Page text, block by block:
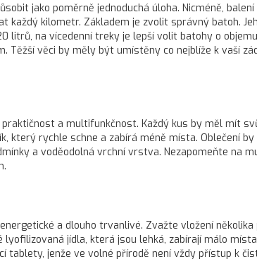
jako poměrně jednoduchá úloha. Nicméně,
každý kilometr. Základem je zvolit správný batoh.
litrů, na vícedenní treky je lepší volit batohy o
Těžší věci by měly být umístěny co nejblíže k vaší
a multifunkčnost. Každý kus by měl mít
který rychle schne a zabírá méně místa. Oblečení
a voděodolná vrchní vrstva. Nezapomeňte na
a dlouho trvanlivé. Zvažte vložení
jídla, která jsou lehká, zabírají málo
tablety, jenže ve volné přírodě není vždy přístup k